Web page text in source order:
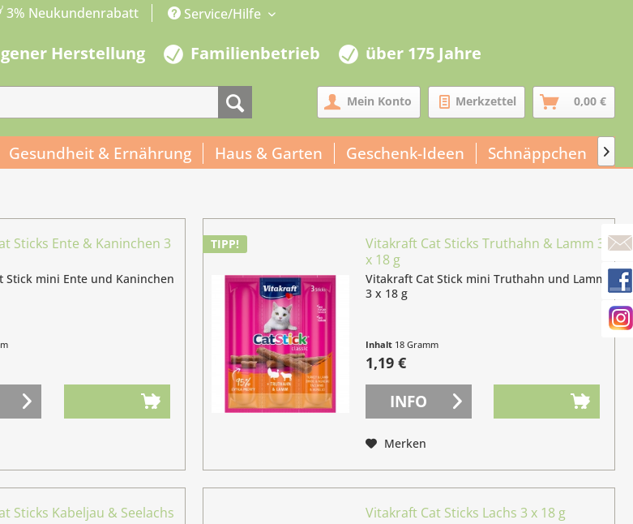
3% Neukundenrabatt Service/Hilfe
Herstellung Familienbetrieb über 175 Jahre
Mein Konto Merkzettel 0,00 €
Gesundheit & Ernährung Haus & Garten Geschenk-Ideen Schnäppchen 
Sticks Ente & Kaninchen 3
Stick mini Ente und Kaninchen
TIPP!
Vitakraft Cat Sticks Truthahn & Lamm 3
x 18 g
Vitakraft Cat Stick mini Truthahn und Lamm
3 x 18 g
Inhalt 18 Gramm
(6,61 € / 100 Gramm)
1,19 €
INFO
Merken
Sticks Kabeljau & Seelachs
Vitakraft Cat Sticks Lachs 3 x 18 g